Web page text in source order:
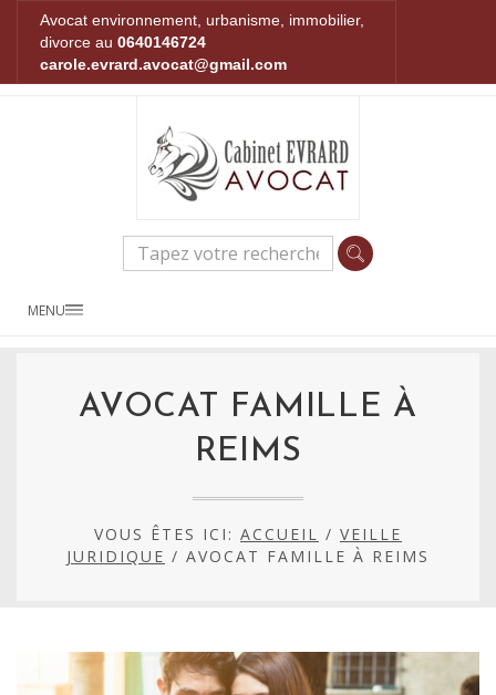
Avocat environnement, urbanisme, immobilier,
divorce au 0640146724
carole.evrard.avocat@gmail.com
MENU
AVOCAT FAMILLE À
REIMS
VOUS ÊTES ICI: ACCUEIL / VEILLE
JURIDIQUE / AVOCAT FAMILLE À REIMS